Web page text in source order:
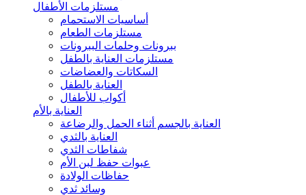
مستلزمات الأطفال
أساسيات الاستحمام
مستلزمات الطعام
ببرونات وحلمات الببرونات
مستلزمات العناية بالطفل
السكاتات والعضاضات
العناية بالطفل
أكواب للأطفال
العناية بالأم
العناية بالجسم أثناء الحمل والرضاعة
العناية بالثدي
شفاطات الثدي
عبوات حفظ لبن الأم
حفاظات الولادة
وسائد ثدي